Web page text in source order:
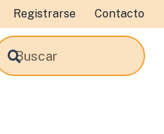
Registrarse Contacto